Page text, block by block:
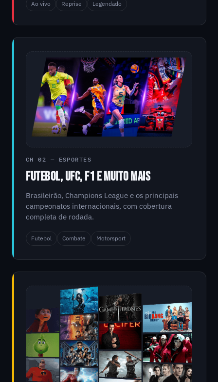
Ao vivo Reprise Legendado
CH 02 — ESPORTES
FUTEBOL, UFC, F1 E MUITO MAIS
Brasileirão, Champions League e os principais
campeonatos internacionais, com cobertura
completa de rodada.
Futebol Combate Motorsport